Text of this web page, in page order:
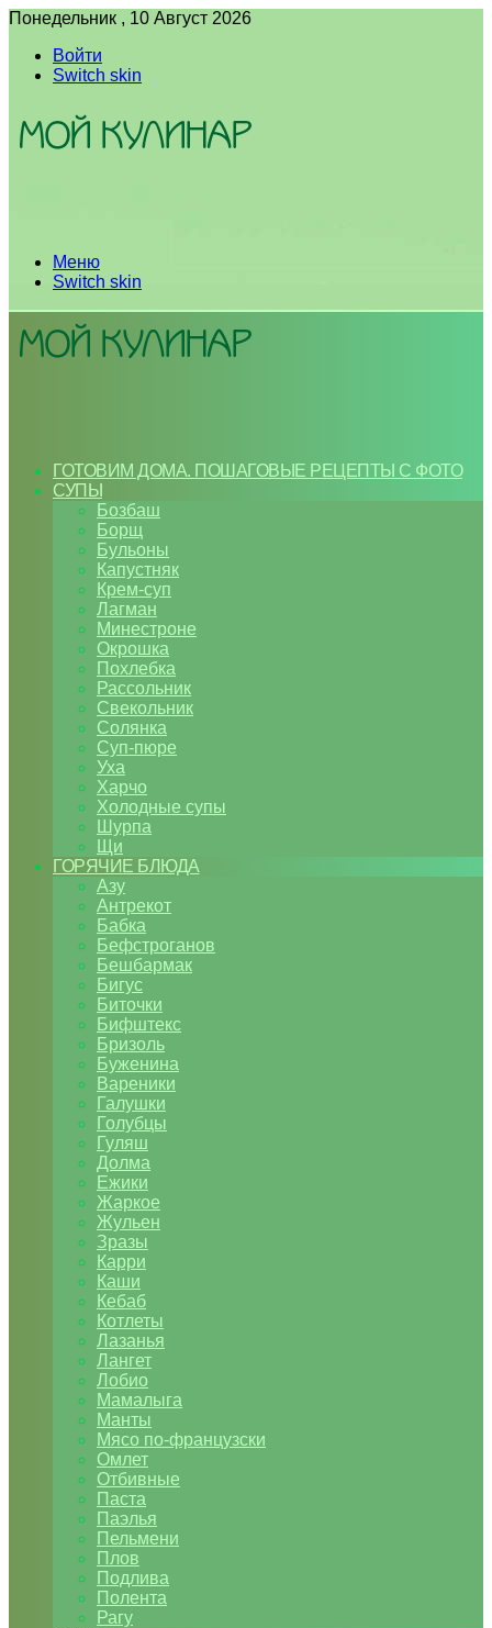
Понедельник , 10 Август 2026
Войти
Switch skin
Меню
Switch skin
ГОТОВИМ ДОМА. ПОШАГОВЫЕ РЕЦЕПТЫ С ФОТО
СУПЫ
Бозбаш
Борщ
Бульоны
Капустняк
Крем-суп
Лагман
Минестроне
Окрошка
Похлебка
Рассольник
Свекольник
Солянка
Суп-пюре
Уха
Харчо
Холодные супы
Шурпа
Щи
ГОРЯЧИЕ БЛЮДА
Азу
Антрекот
Бабка
Бефстроганов
Бешбармак
Бигус
Биточки
Бифштекс
Бризоль
Буженина
Вареники
Галушки
Голубцы
Гуляш
Долма
Ежики
Жаркое
Жульен
Зразы
Карри
Каши
Кебаб
Котлеты
Лазанья
Лангет
Лобио
Мамалыга
Манты
Мясо по-французски
Омлет
Отбивные
Паста
Паэлья
Пельмени
Плов
Подлива
Полента
Рагу